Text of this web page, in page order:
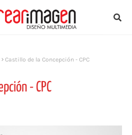
Castillo de la Concepción - CPC
- CPC